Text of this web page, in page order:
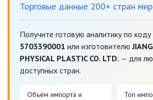
Торговые данные 200+ стран
Получите готовую аналитику по
5703390001 или изготовителю
PHYSICAL PLASTIC CO. LTD. — для
доступных стран.
Объём импорта и
Топ